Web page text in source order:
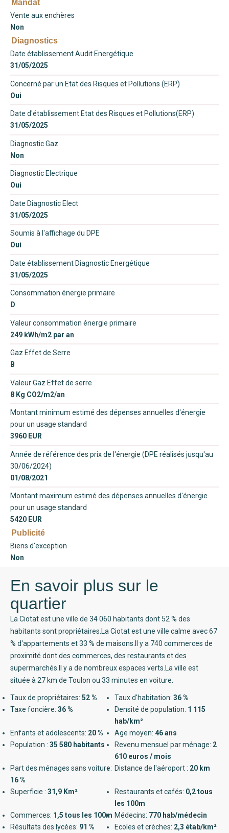
Mandat
Vente aux enchères
Non
Diagnostics
Date établissement Audit Energétique
31/05/2025
Concerné par un Etat des Risques et Pollutions (ERP)
Oui
Date d'établissement Etat des Risques et Pollutions(ERP)
31/05/2025
Diagnostic Gaz
Non
Diagnostic Electrique
Oui
Date Diagnostic Elect
31/05/2025
Soumis à l'affichage du DPE
Oui
Date établissement Diagnostic Energétique
31/05/2025
Consommation énergie primaire
D
Valeur consommation énergie primaire
249 kWh/m2 par an
Gaz Effet de Serre
B
Valeur Gaz Effet de serre
8 Kg CO2/m2/an
Montant minimum estimé des dépenses annuelles d'énergie
pour un usage standard
3960 EUR
Année de référence des prix de l'énergie (DPE réalisés jusqu'au
30/06/2024)
01/08/2021
Montant maximum estimé des dépenses annuelles d'énergie
pour un usage standard
5420 EUR
Publicité
Biens d'exception
Non
En savoir plus sur le
quartier
La Ciotat est une ville de 34 060 habitants dont 52 % des
habitants sont propriétaires.La Ciotat est une ville calme avec 67
% d'appartements et 33 % de maisons.Il y a 740 commerces de
proximité dont des commerces, des restaurants et des
supermarchés.Il y a de nombreux espaces verts.La ville est
située à 27 km de Toulon ou 33 minutes en voiture.
Taux de propriétaires: 52 % Taux d'habitation: 36 %
Taxe foncière: 36 % Densité de population: 1 115
hab/km²
Enfants et adolescents: 20 % Age moyen: 46 ans
Population : 35 580 habitants Revenu mensuel par ménage: 2
610 euros / mois
Part des ménages sans voiture:
16 %
Distance de l'aéroport : 20 km
Superficie : 31,9 Km² Restaurants et cafés: 0,2 tous
les 100m
Commerces: 1,5 tous les 100m Médecins: 770 hab/médecin
Résultats des lycées: 91 % Ecoles et crèches: 2,3 étab/km²